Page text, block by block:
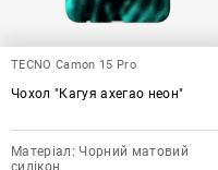
TECNO Camon 15 Pro
Чохол "Кагуя ахегао неон"
Матеріал: Чорний матовий
силікон